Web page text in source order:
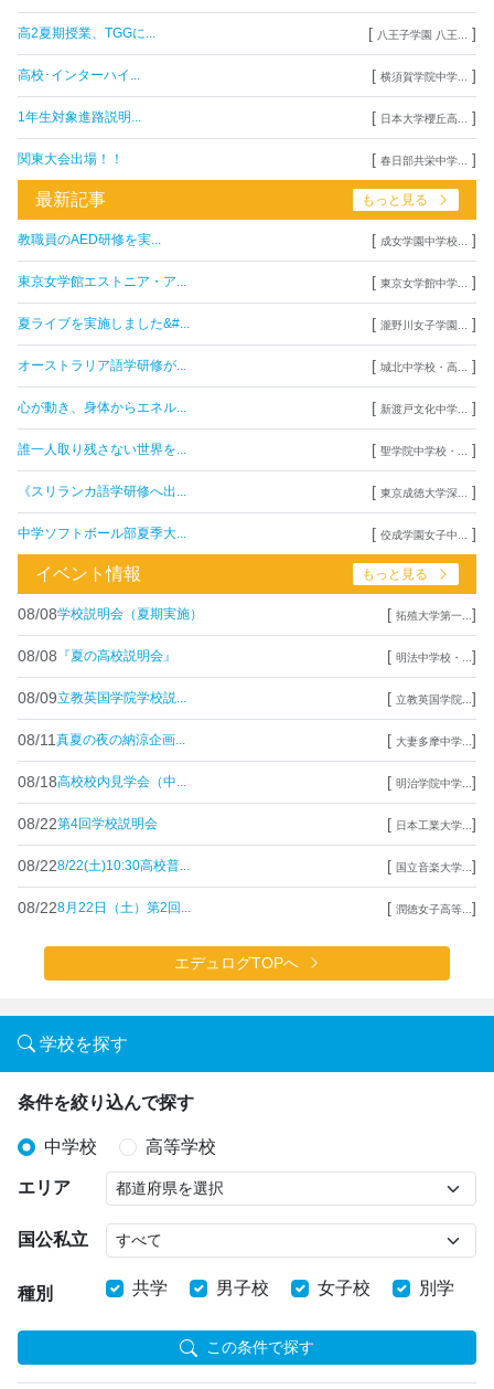
高2夏期授業、TGGに... [ 八王子学園 八王... ]
高校･インターハイ... [ 横須賀学院中学... ]
1年生対象進路説明... [ 日本大学櫻丘高... ]
関東大会出場！！ [ 春日部共栄中学... ]
最新記事 もっと見る
教職員のAED研修を実... [ 成女学園中学校... ]
東京女学館エストニア・ア... [ 東京女学館中学... ]
夏ライブを実施しました&#... [ 瀧野川女子学園... ]
オーストラリア語学研修が... [ 城北中学校・高... ]
心が動き、身体からエネル... [ 新渡戸文化中学... ]
誰一人取り残さない世界を... [ 聖学院中学校・... ]
《スリランカ語学研修へ出... [ 東京成徳大学深... ]
中学ソフトボール部夏季大... [ 佼成学園女子中... ]
イベント情報 もっと見る
08/08学校説明会（夏期実施） [ 拓殖大学第一... ]
08/08 『夏の高校説明会』 [ 明法中学校・... ]
08/09立教英国学院学校説... [ 立教英国学院... ]
08/11 真夏の夜の納涼企画... [ 大妻多摩中学... ]
08/18高校校内見学会（中... [ 明治学院中学... ]
08/22第4回学校説明会 [ 日本工業大学... ]
08/228/22(土)10:30高校普... [ 国立音楽大学... ]
08/228月22日（土）第2回... [ 潤徳女子高等... ]
エデュログTOPへ
学校を探す
条件を絞り込んで探す
中学校 高等学校
エリア
国公私立
種別 共学 男子校 女子校 別学
この条件で探す